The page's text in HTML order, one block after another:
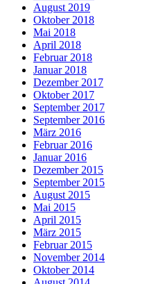
August 2019
Oktober 2018
Mai 2018
April 2018
Februar 2018
Januar 2018
Dezember 2017
Oktober 2017
September 2017
September 2016
März 2016
Februar 2016
Januar 2016
Dezember 2015
September 2015
August 2015
Mai 2015
April 2015
März 2015
Februar 2015
November 2014
Oktober 2014